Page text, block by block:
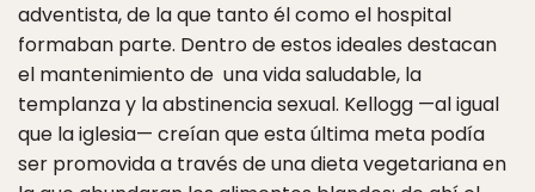
adventista, de la que tanto él como el hospital
formaban parte. Dentro de estos ideales destacan
el mantenimiento de una vida saludable, la
templanza y la abstinencia sexual. Kellogg —al igual
que la iglesia— creían que esta última meta podía
ser promovida a través de una dieta vegetariana en